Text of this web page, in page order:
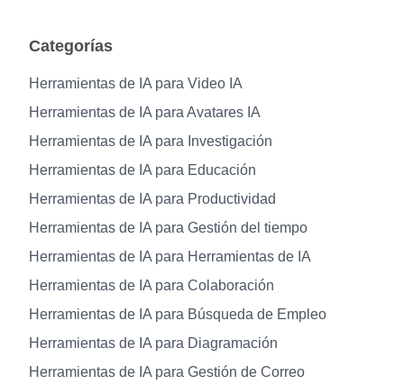
Categorías
Herramientas de IA para Video IA
Herramientas de IA para Avatares IA
Herramientas de IA para Investigación
Herramientas de IA para Educación
Herramientas de IA para Productividad
Herramientas de IA para Gestión del tiempo
Herramientas de IA para Herramientas de IA
Herramientas de IA para Colaboración
Herramientas de IA para Búsqueda de Empleo
Herramientas de IA para Diagramación
Herramientas de IA para Gestión de Correo